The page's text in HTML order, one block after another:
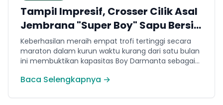
Tampil Impresif, Crosser Cilik Asal
Jembrana "Super Boy" Sapu Bersih
4 Gelar Juara Motocross 50cc di
Jawa
Keberhasilan meraih empat trofi tertinggi secara
maraton dalam kurun waktu kurang dari satu bulan
ini membuktikan kapasitas Boy Darmanta sebagai
dimiliki Jembrana di kancah motocross nasional
Baca Selengkapnya →